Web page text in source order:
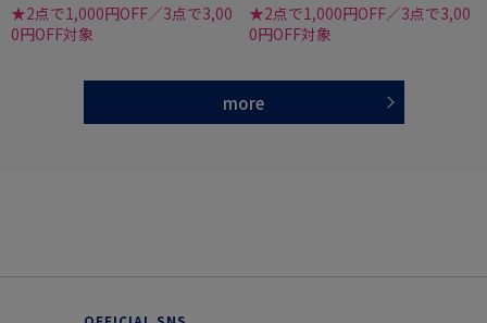
★2点で1,000円OFF／3点で3,00
0円OFF対象
★2点で1,000円OFF／3点で3,00
0円OFF対象
more